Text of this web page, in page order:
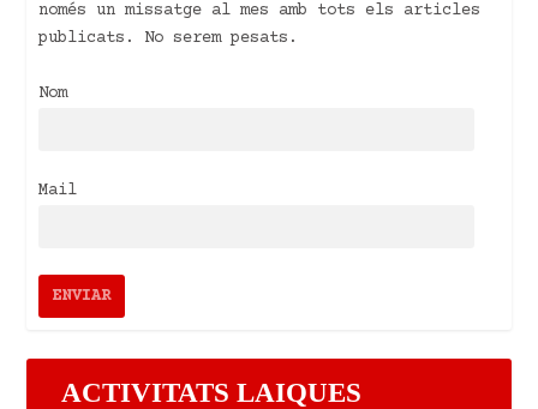
només un missatge al mes amb tots els articles
publicats. No serem pesats.
Nom
Mail
ACTIVITATS LAIQUES